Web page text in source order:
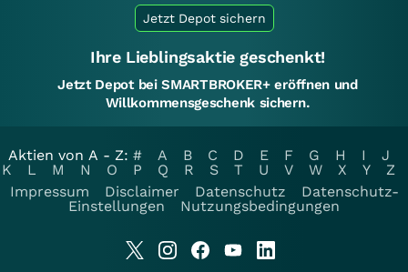
Jetzt Depot sichern
Ihre Lieblingsaktie geschenkt!
Jetzt Depot bei SMARTBROKER+ eröffnen und
Willkommensgeschenk sichern.
Aktien von A - Z: # A B C D E F G H I
J
K
L M N O P Q R S T U V W X Y
Z
Impressum
Disclaimer Datenschutz
Datenschutz-
Einstellungen
Nutzungsbedingungen